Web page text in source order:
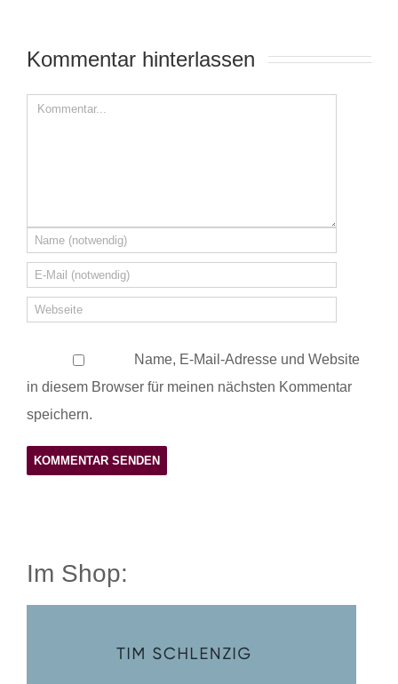
Kommentar hinterlassen
Name, E-Mail-Adresse und Website
in diesem Browser für meinen nächsten Kommentar
speichern.
Im Shop: